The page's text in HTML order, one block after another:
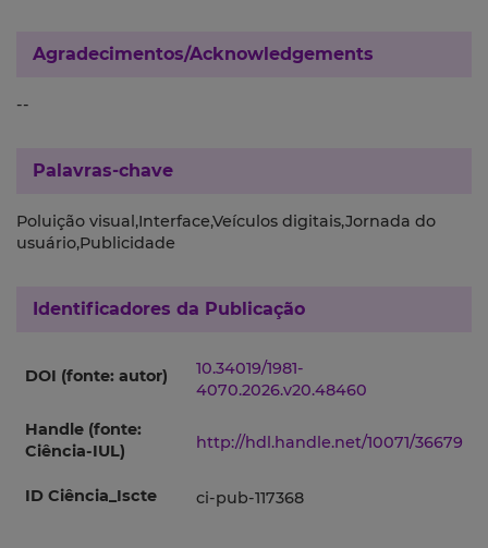
Agradecimentos/Acknowledgements
--
Palavras-chave
Poluição visual,Interface,Veículos digitais,Jornada do
usuário,Publicidade
Identificadores da Publicação
DOI (fonte: autor)
10.34019/1981-
4070.2026.v20.48460
Handle (fonte:
Ciência-IUL)
http://hdl.handle.net/10071/36679
ID Ciência_Iscte ci-pub-117368